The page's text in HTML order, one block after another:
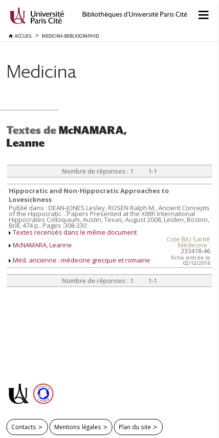
Bibliothèques d'Université Paris Cité
ACCUEIL MEDICINA (BIBLIOGRAPHIE)
Medicina
Textes de McNAMARA,
Leanne
Nombre de réponses : 1 1-1
Hippocratic and Non-Hippocratic Approaches to
Lovesickness
Publié dans : DEAN-JONES Lesley, ROSEN Ralph M., Ancient Concepts
of the Hippocratic. . Papers Presented at the XIIIth International
Hippocrates Colloquium, Austin, Texas, August 2008, Leiden, Boston,
Brill, 474 p.. Pages :308-330
Textes recensés dans le même document
McNAMARA, Leanne
Cote BIU Santé
Médecine :
233418-46
Méd. ancienne : médecine grecque et romaine
fiche entrée le
02/12/2016
Nombre de réponses : 1 1-1
Contacts Mentions légales Plan du site